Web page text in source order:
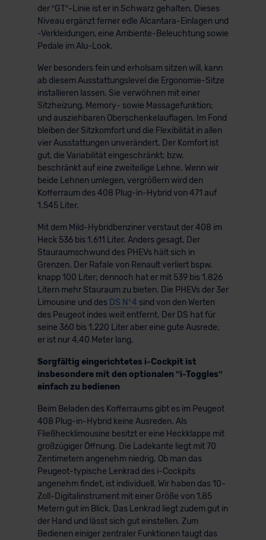
der ″GT″-Linie ist er in Schwarz gehalten. Dieses
Niveau ergänzt ferner edle Alcantara-Einlagen und
-Verkleidungen, eine Ambiente-Beleuchtung sowie
Pedale im Alu-Look.
Wer besonders fein und erholsam sitzen will, kann
ab diesem Ausstattungslevel die Ergonomie-Sitze
installieren lassen. Sie verwöhnen mit einer
Sitzheizung, Memory- sowie Massagefunktion;
und ausziehbaren Oberschenkelauflagen. Im Fond
bleiben der Sitzkomfort und die Flexibilität in allen
vier Ausstattungen unverändert. Der Komfort ist
gut, die Variabilität eingeschränkt; bzw.
beschränkt auf eine zweiteilige Lehne. Wenn wir
beide Lehnen umlegen, vergrößern wird den
Kofferraum des 408 Plug-in-Hybrid von 471 auf
1.545 Liter.
Mit dem Mild-Hybridbenziner verstaut der 408 im
Heck 536 bis 1.611 Liter. Anders gesagt. Der
Stauraumschwund des PHEVs hält sich in
Grenzen. Der Rafale von Renault verliert bspw.
knapp 100 Liter; dennoch hat er mit 539 bis 1.826
Litern mehr Stauraum zu bieten. Die PHEVs der 3er
Limousine und des DS N°4 sind von den Werten
des Peugeot indes weit entfernt. Der DS hat für
seine 360 bis 1.220 Liter aber eine gute Ausrede;
er ist nur 4,40 Meter lang.
Sorgfältig eingerichtetes i-Cockpit ist
insbesondere mit den optionalen ″i-Toggles″
einfach zu bedienen
Beim Beladen des Kofferraums gibt es im Peugeot
408 Plug-in-Hybrid keine Ausreden. Als
Fließhecklimousine besitzt er eine Heckklappe mit
großzügiger Öffnung. Die Ladekante liegt mit 70
Zentimetern angenehm niedrig. Ob man das
Peugeot-typische Lenkrad des i-Cockpits
angenehm findet, ist individuell. Wir haben das 10-
Zoll-Digitalinstrument mit einer Größe von 1,85
Metern gut im Blick. Das Lenkrad liegt zudem gut in
der Hand und lässt sich gut einstellen. Zum
Bedienen einiger zentraler Funktionen taugt das